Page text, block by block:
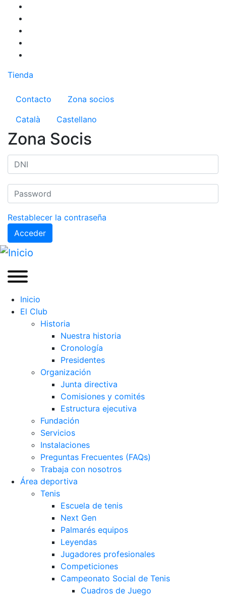
Pasar
contenido
principal
Tienda
Menú del compte d'usuari
Contacto
Zona socios
Català
Castellano
Zona Socis
Restablecer la contraseña
Acceder
Inicio
El Club
Historia
Nuestra historia
Cronología
Presidentes
Organización
Junta directiva
Comisiones y comités
Estructura ejecutiva
Fundación
Servicios
Instalaciones
Preguntas Frecuentes (FAQs)
Trabaja con nosotros
Área deportiva
Tenis
Escuela de tenis
Next Gen
Palmarés equipos
Leyendas
Jugadores profesionales
Competiciones
Campeonato Social de Tenis
Cuadros de Juego